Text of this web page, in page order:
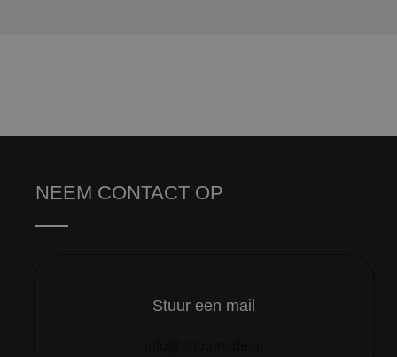
NEEM CONTACT OP
Stuur een mail